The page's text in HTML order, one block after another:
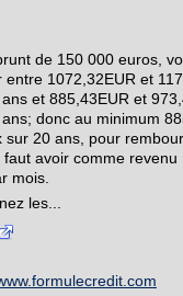
de 150 000 euros,
entre 1072,32EUR et
et 885,43EUR et
donc au minimum
sur 20 ans, pour
faut avoir comme revenu
mois.
les...